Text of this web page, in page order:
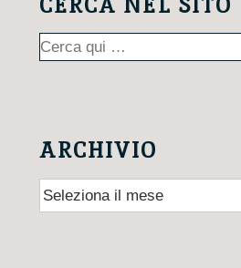
Cerca:
ARCHIVIO
Archivio